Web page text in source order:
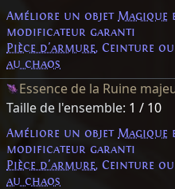
Améliore un objet Magique
modificateur garanti
Pièce d'armure, Ceinture ou
au chaos
Essence de la Ruine
Taille de l'ensemble: 1 / 10
Améliore un objet Magique
modificateur garanti
Pièce d'armure, Ceinture ou
au chaos